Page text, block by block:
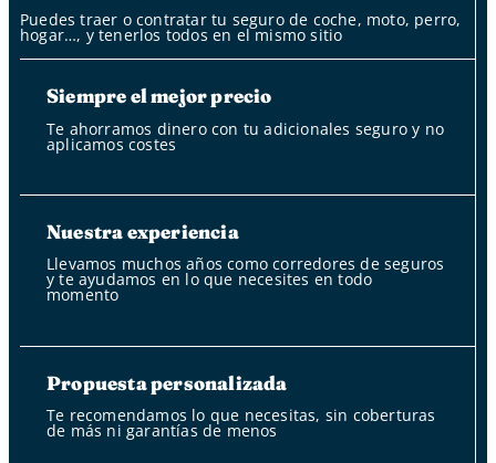
Puedes traer o contratar tu seguro de coche, moto, perro,
hogar…, y tenerlos todos en el mismo sitio
Siempre el mejor precio
Te ahorramos dinero con tu adicionales seguro y no
aplicamos costes
Nuestra experiencia
Llevamos muchos años como corredores de seguros
y te ayudamos en lo que necesites en todo
momento
Propuesta personalizada
Te recomendamos lo que necesitas, sin coberturas
de más ni garantías de menos